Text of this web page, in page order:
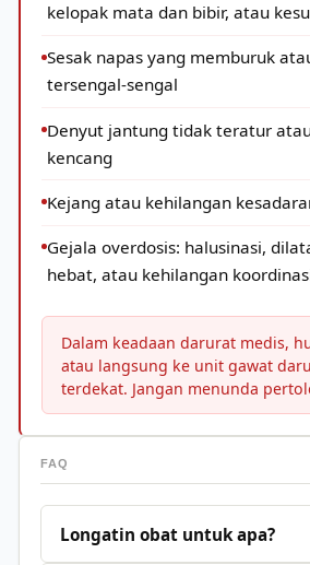
kelopak mata dan bibir, atau
Sesak napas yang memburuk
tersengal-sengal
Denyut jantung tidak teratur
kencang
Kejang atau kehilangan
Gejala overdosis: halusinasi,
hebat, atau kehilangan
Dalam keadaan darurat medis,
atau langsung ke unit gawat
terdekat. Jangan menunda
FAQ
Longatin obat untuk apa?